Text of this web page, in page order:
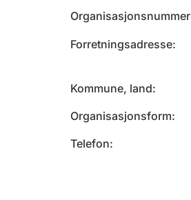
Organisasjonsnummer
Forretningsadresse
Kommune, land
Organisasjonsform
Telefon